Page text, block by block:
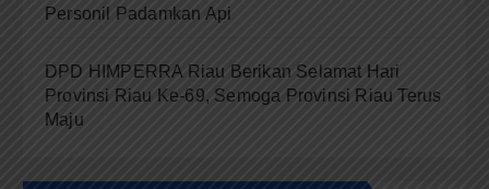
Personil Padamkan Api
DPD HIMPERRA Riau Berikan Selamat Hari
Provinsi Riau Ke-69, Semoga Provinsi Riau Terus
Maju